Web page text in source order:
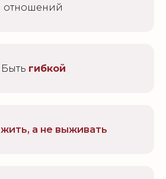
отношений
Быть гибкой
жить, а не выживать